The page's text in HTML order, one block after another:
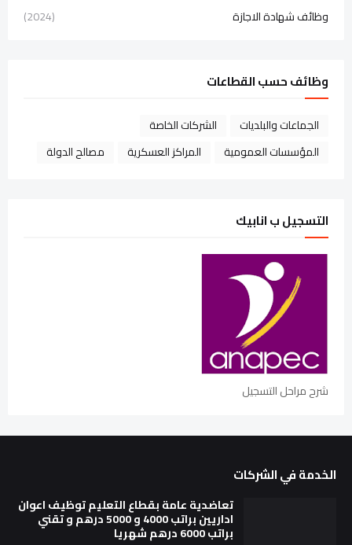
وظائف شهادة الاجازة
(2024)
وظائف حسب القطاعات
الجماعات والبلديات
الشركات الخاصة
المؤسسات العمومية
المراكز العسكرية مصالح الدولة
التسجيل ب انابيك
شرح مراحل التسجيل
الخدمة في الشركات
تعاضدية عامة بقطاع التعليم توظيف اعوان
اداريين براتب 4000 و 5000 درهم و تقني
براتب 6000 درهم شهريا